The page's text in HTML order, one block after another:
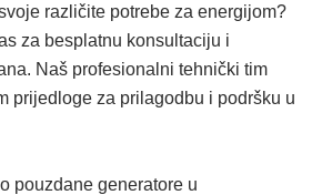
različite potrebe za energijom?
za besplatnu konsultaciju i
Naš profesionalni tehnički tim
prijedloge za prilagodbu i podršku u
pouzdane generatore u